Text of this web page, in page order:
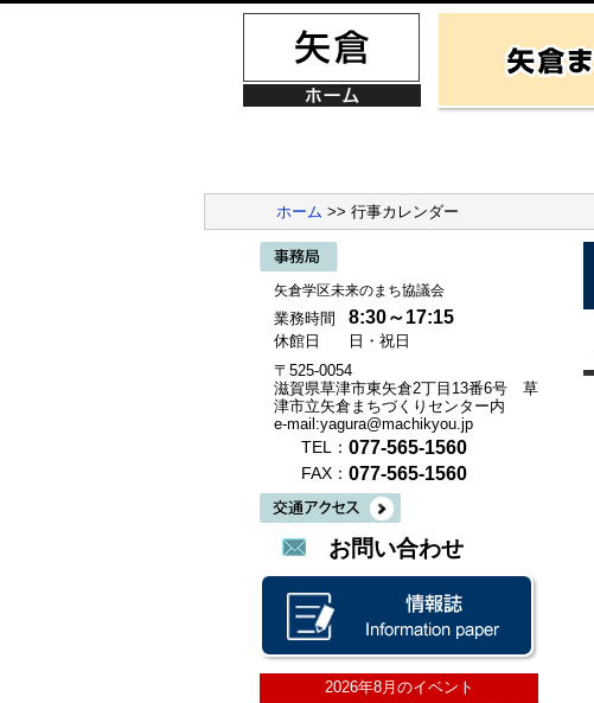
ホーム >> 行事カレンダー
矢倉学区未来のまち協議会
業務時間 8:30～17:15
休館日
日・祝日
〒525-0054
滋賀県草津市東矢倉2丁目13番6号 草
津市立矢倉まちづくりセンター内
e-mail:yagura@machikyou.jp
TEL： 077-565-1560
FAX： 077-565-1560
お問い合わせ
2026年8月のイベント